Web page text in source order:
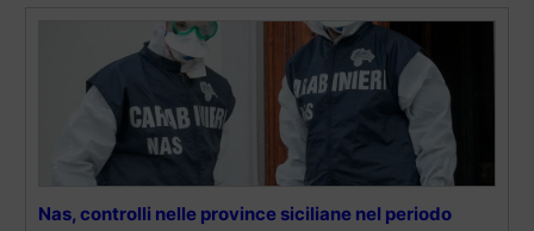
Nas, controlli nelle province siciliane nel periodo